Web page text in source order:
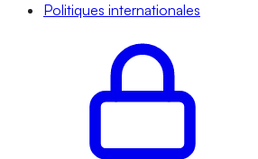
Politiques internationales